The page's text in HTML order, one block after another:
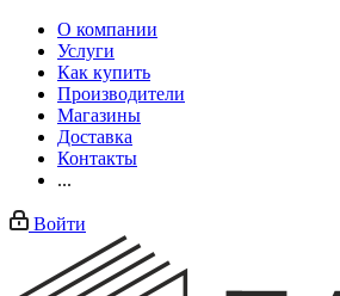
О компании
Услуги
Как купить
Производители
Магазины
Доставка
Контакты
...
Войти